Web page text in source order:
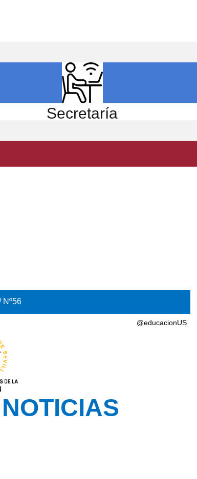
Secretaría
Nº56
@educacionUS
NOTICIAS